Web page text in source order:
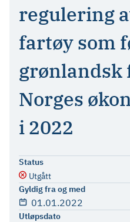
regulering
fartøy som
grønlandsk
Norges
i 2022
Status
Utgått
Gyldig fra og med
01.01.2022
Utløpsdato